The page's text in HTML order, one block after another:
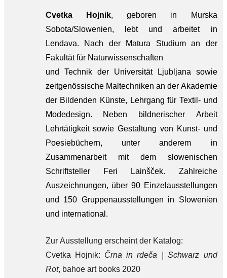
Cvetka Hojnik, geboren in Murska
Sobota/Slowenien, lebt und arbeitet in
Lendava. Nach der Matura Studium an der
Fakultät für Naturwissenschaften
und Technik der Universität Ljubljana sowie
zeitgenössische Maltechniken an der Akademie
der Bildenden Künste, Lehrgang für Textil- und
Modedesign. Neben bildnerischer Arbeit
Lehrtätigkeit sowie Gestaltung von Kunst- und
Poesiebüchern, unter anderem in
Zusammenarbeit mit dem slowenischen
Schriftsteller Feri Lainšček. Zahlreiche
Auszeichnungen, über 90 Einzelausstellungen
und 150 Gruppenausstellungen in Slowenien
und international.
Zur Ausstellung erscheint der Katalog:
Cvetka Hojnik: Črna in rdeča | Schwarz und
Rot, bahoe art books 2020